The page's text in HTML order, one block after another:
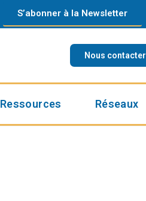
S’abonner à la Newsletter
Nous contacter
Ressources Réseaux